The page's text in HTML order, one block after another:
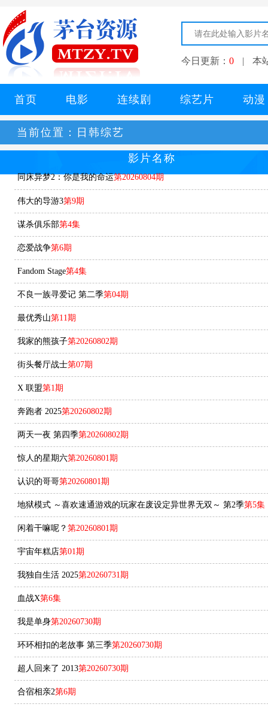
今日更新： 0 | 本
首页 电影 连续剧 综艺片 动漫
当前位置： 日韩综艺
影片名称
同床异梦2：你是我的命运第20260804期
伟大的导游3第9期
谋杀俱乐部第4集
恋爱战争第6期
Fandom Stage第4集
不良一族寻爱记 第二季第04期
最优秀山第11期
我家的熊孩子第20260802期
街头餐厅战士第07期
X 联盟第1期
奔跑者 2025第20260802期
两天一夜 第四季第20260802期
惊人的星期六第20260801期
认识的哥哥第20260801期
地狱模式 ～喜欢速通游戏的玩家在废设定异世界无双～ 第2季第5集
闲着干嘛呢？ 第20260801期
宇宙年糕店第01期
我独自生活 2025第20260731期
血战X第6集
我是单身第20260730期
环环相扣的老故事 第三季第20260730期
超人回来了 2013第20260730期
合宿相亲2第6期